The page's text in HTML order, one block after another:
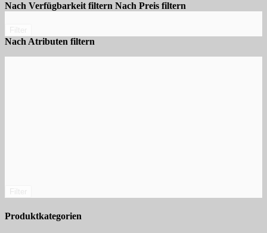
Nach Verfügbarkeit filtern Nach Preis filtern
Nach Atributen filtern
Produktkategorien